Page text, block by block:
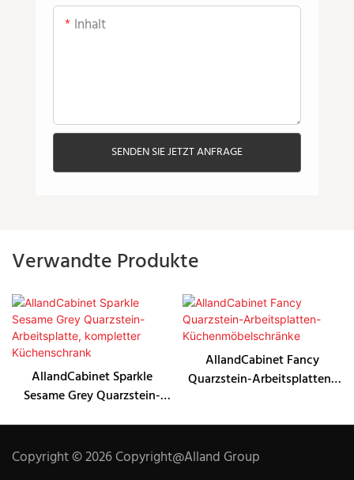
Inhalt
SENDEN SIE JETZT ANFRAGE
Verwandte Produkte
AllandCabinet Sparkle
Sesame Grey Quarzstein-
AllandCabinet Fancy
Quarzstein-Arbeitsplatten-
Copyright © 2026 Copyright@Alland Group